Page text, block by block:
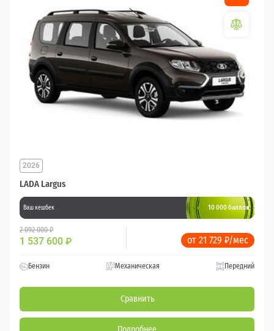
LADA Largus
2026
Ваш кешбек 10 000 баллов
2 092 000 ₽
1 537 600 ₽ от 21 729 ₽/мес
Бензин Механическая Передний
Сравнить